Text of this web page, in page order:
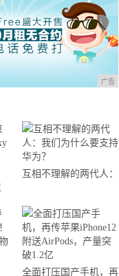
广告
互相不理解的两代人：
为？
全面打压国产手机，再